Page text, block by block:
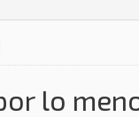
lo